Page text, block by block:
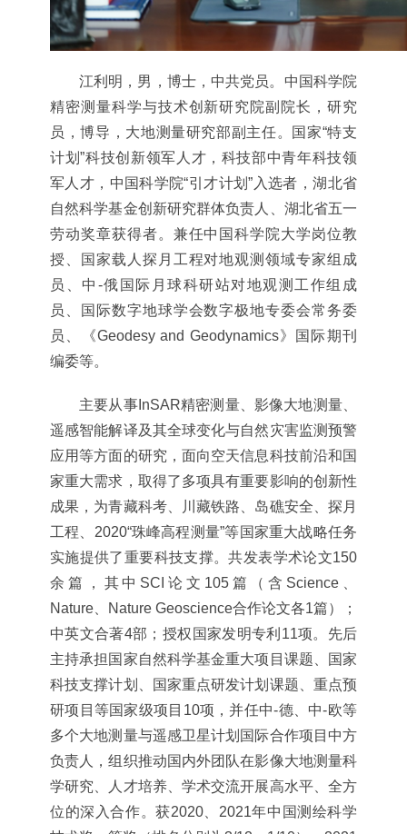
江利明，男，博士，中共党员。中国科学院
精密测量科学与技术创新研究院副院长，研究
员，博导，大地测量研究部副主任。国家“特支
计划”科技创新领军人才，科技部中青年科技领
军人才，中国科学院“引才计划”入选者，湖北省
自然科学基金创新研究群体负责人、湖北省五一
劳动奖章获得者。兼任中国科学院大学岗位教
授、国家载人探月工程对地观测领域专家组成
员、中-俄国际月球科研站对地观测工作组成
员、国际数字地球学会数字极地专委会常务委
员、《Geodesy and Geodynamics》国际期刊
编委等。
主要从事InSAR精密测量、影像大地测量、
遥感智能解译及其全球变化与自然灾害监测预警
应用等方面的研究，面向空天信息科技前沿和国
家重大需求，取得了多项具有重要影响的创新性
成果，为青藏科考、川藏铁路、岛礁安全、探月
工程、2020“珠峰高程测量”等国家重大战略任务
实施提供了重要科技支撑。共发表学术论文150
余篇，其中SCI论文105篇（含Science、
Nature、Nature Geoscience合作论文各1篇）；
中英文合著4部；授权国家发明专利11项。先后
主持承担国家自然科学基金重大项目课题、国家
科技支撑计划、国家重点研发计划课题、重点预
研项目等国家级项目10项，并任中-德、中-欧等
多个大地测量与遥感卫星计划国际合作项目中方
负责人，组织推动国内外团队在影像大地测量科
学研究、人才培养、学术交流开展高水平、全方
位的深入合作。获2020、2021年中国测绘科学